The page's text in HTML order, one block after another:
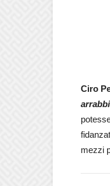
Ciro
mezzi